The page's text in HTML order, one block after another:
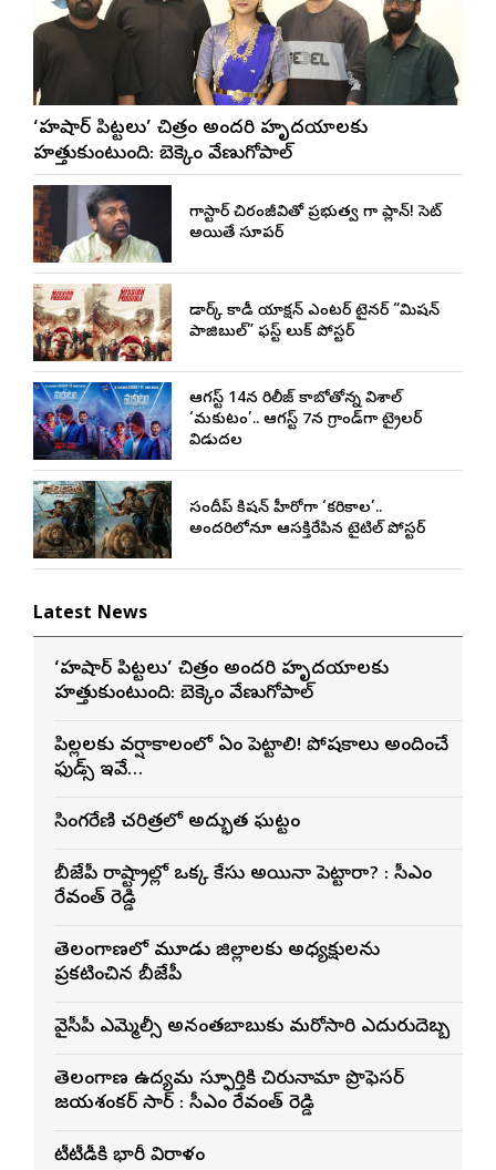
‘హుషార్‌ పిట్టలు’ చిత్రం అందరి హృదయాలకు
హత్తుకుంటుంది: బెక్కెం వేణుగోపాల్‌
మెగాస్టార్ చిరంజీవితో ప్రభుత్వ మెగా ప్లాన్! సెట్
అయితే సూపర్
డార్క్ కామెడీ యాక్షన్ ఎంటర్ టైనర్ “మిషన్
పాజిబుల్” ఫస్ట్ లుక్ పోస్టర్
ఆగస్ట్ 14న రిలీజ్ కాబోతోన్న విశాల్
‘మకుటం’.. ఆగస్ట్ 7న గ్రాండ్‌గా ట్రైలర్
విడుదల
సందీప్ కిషన్ హీరోగా ‘కరికాల’..
అందరిలోనూ ఆసక్తిరేపిన టైటిల్ పోస్టర్
Latest News
‘హుషార్‌ పిట్టలు’ చిత్రం అందరి హృదయాలకు
హత్తుకుంటుంది: బెక్కెం వేణుగోపాల్‌
పిల్లలకు వర్షాకాలంలో ఏం పెట్టాలి! పోషకాలు అందించే
ఫుడ్స్ ఇవే…
సింగరేణి చరిత్రలో అద్భుత ఘట్టం
బీజేపీ రాష్ట్రాల్లో ఒక్క కేసు అయినా పెట్టారా? : సీఎం
రేవంత్ రెడ్డి
తెలంగాణలో మూడు జిల్లాలకు అధ్యక్షులను
ప్రకటించిన బీజేపీ
వైసీపీ ఎమ్మెల్సీ అనంతబాబుకు మరోసారి ఎదురుదెబ్బ
తెలంగాణ ఉద్యమ స్ఫూర్తికి చిరునామా ప్రొఫెసర్
జయశంకర్ సార్ : సీఎం రేవంత్ రెడ్డి
టీటీడీకి భారీ విరాళం